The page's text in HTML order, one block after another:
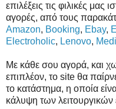
επιλέξεις τις φιλικές μας
αγορές, από τους
Amazon, Booking, Ebay,
Electroholic, Lenovo,
Με κάθε σου αγορά, και
επιπλέον, το site θα
το κατάστημα, η οποία
κάλυψη των